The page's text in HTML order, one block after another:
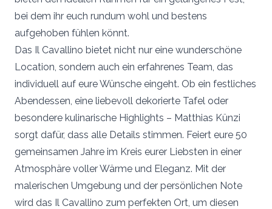
bei dem ihr euch rundum wohl und bestens
aufgehoben fühlen könnt.
Das Il Cavallino bietet nicht nur eine wunderschöne
Location, sondern auch ein erfahrenes Team, das
individuell auf eure Wünsche eingeht. Ob ein festliches
Abendessen, eine liebevoll dekorierte Tafel oder
besondere kulinarische Highlights – Matthias Künzi
sorgt dafür, dass alle Details stimmen. Feiert eure 50
gemeinsamen Jahre im Kreis eurer Liebsten in einer
Atmosphäre voller Wärme und Eleganz. Mit der
malerischen Umgebung und der persönlichen Note
wird das Il Cavallino zum perfekten Ort, um diesen